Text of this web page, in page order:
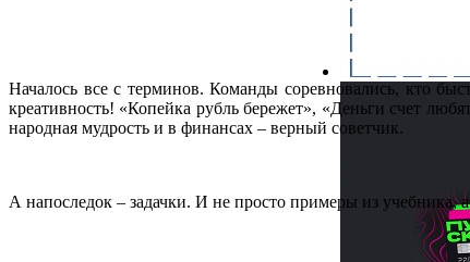
Началось все с терминов. Команды соревновались, кто
креативность! «Копейка рубль бережет», «Деньги счет
народная мудрость и в финансах – верный советчик.
А напоследок – задачки. И не просто примеры из учебника,